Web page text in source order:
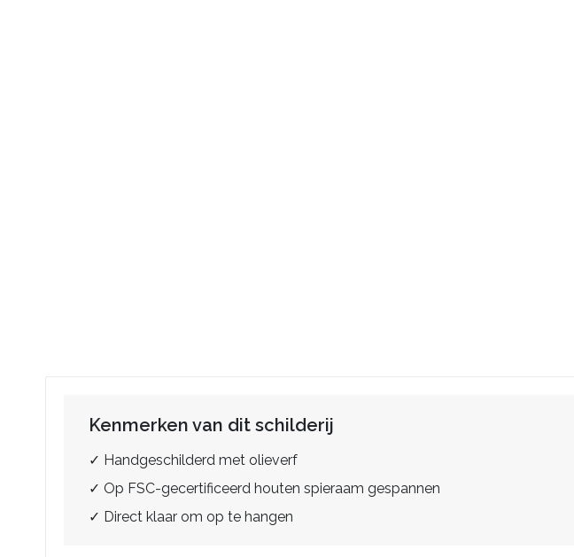
Kenmerken van dit schilderij
✓ Handgeschilderd met olieverf
✓ Op FSC-gecertificeerd houten spieraam gespannen
✓ Direct klaar om op te hangen